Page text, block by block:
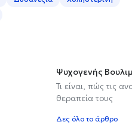
Ψυχογενής
Τι είναι, πώς τις
θεραπεία τους
Δες όλο το άρθρο